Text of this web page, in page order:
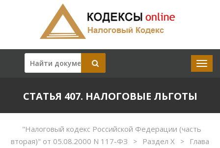
СТАТЬЯ 407. НАЛОГОВЫЕ ЛЬГОТЫ
"Налоговый кодекс Российской Федерации (часть
вторая)" от 05.08.2000 N 117-ФЗ
> Раздел X >
Глава